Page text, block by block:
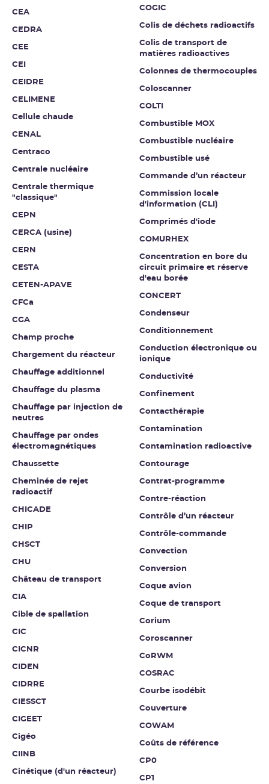
CEA
CEDRA
CEE
CEI
CEIDRE
CELIMENE
Cellule chaude
CENAL
Centraco
Centrale nucléaire
Centrale thermique
"classique"
CEPN
CERCA (usine)
CERN
CESTA
CETEN-APAVE
CFCa
CGA
Champ proche
Chargement du réacteur
Chauffage additionnel
Chauffage du plasma
Chauffage par injection de
neutres
Chauffage par ondes
électromagnétiques
Chaussette
Cheminée de rejet
radioactif
CHICADE
CHIP
CHSCT
CHU
Château de transport
CIA
Cible de spallation
CIC
CICNR
CIDEN
CIDRRE
CIESSCT
CIGEET
Cigéo
CIINB
Cinétique (d'un réacteur)
COGIC
Colis de déchets radioactifs
Colis de transport de
matières radioactives
Colonnes de thermocouples
Coloscanner
COLTI
Combustible MOX
Combustible nucléaire
Combustible usé
Commande d’un réacteur
Commission locale
d'information (CLI)
Comprimés d'iode
COMURHEX
Concentration en bore du
circuit primaire et réserve
d'eau borée
CONCERT
Condenseur
Conditionnement
Conduction électronique ou
ionique
Conductivité
Confinement
Contacthérapie
Contamination
Contamination radioactive
Contourage
Contrat-programme
Contre-réaction
Contrôle d’un réacteur
Contrôle-commande
Convection
Conversion
Coque avion
Coque de transport
Corium
Coroscanner
CoRWM
COSRAC
Courbe isodébit
Couverture
COWAM
Coûts de référence
CP0
CP1